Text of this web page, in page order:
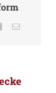
Xing E-